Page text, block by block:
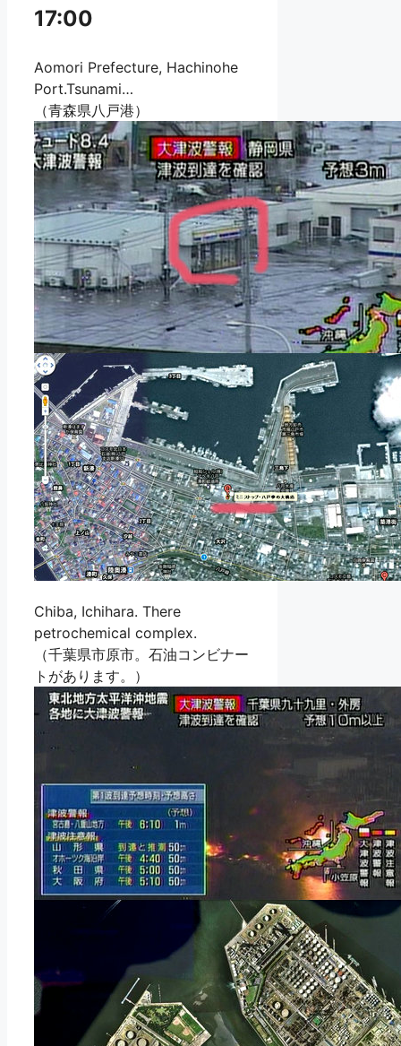
17:00
Aomori Prefecture, Hachinohe
Port.Tsunami…
（青森県八戸港）
Chiba, Ichihara. There
petrochemical complex.
（千葉県市原市。石油コンビナー
トがあります。）